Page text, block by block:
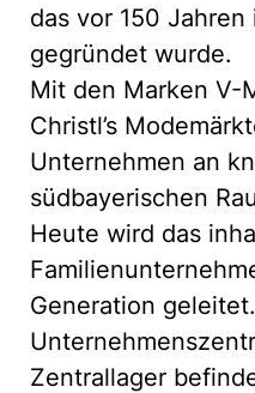
das vor 150
gegründet wurde.
Mit den Marken V-
Christl’s
Unternehmen an
südbayerischen
Heute wird das
Generation
Zentrallager